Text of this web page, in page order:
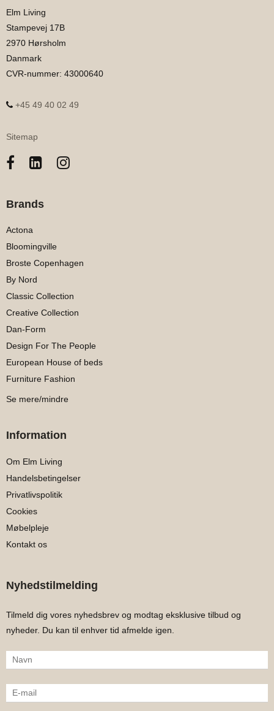
Elm Living
Stampevej 17B
2970 Hørsholm
Danmark
CVR-nummer: 43000640
+45 49 40 02 49
Sitemap
Brands
Actona
Bloomingville
Broste Copenhagen
By Nord
Classic Collection
Creative Collection
Dan-Form
Design For The People
European House of beds
Furniture Fashion
Se mere/mindre
Information
Om Elm Living
Handelsbetingelser
Privatlivspolitik
Cookies
Møbelpleje
Kontakt os
Nyhedstilmelding
Tilmeld dig vores nyhedsbrev og modtag eksklusive tilbud og
nyheder. Du kan til enhver tid afmelde igen.